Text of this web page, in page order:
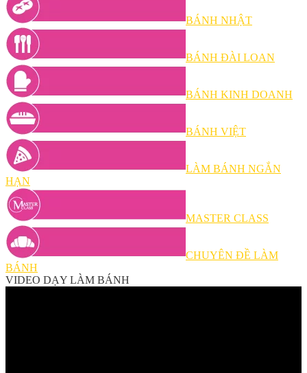
BÁNH NHẬT
BÁNH ĐÀI LOAN
BÁNH KINH DOANH
BÁNH VIỆT
LÀM BÁNH NGẮN
HẠN
MASTER CLASS
CHUYÊN ĐỀ LÀM
BÁNH
VIDEO DẠY LÀM BÁNH